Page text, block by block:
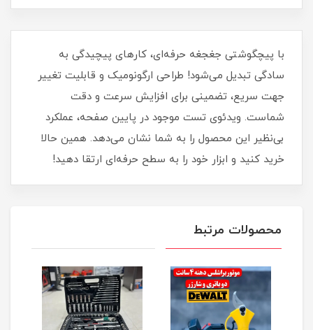
با پیچگوشتی جغجغه حرفه‌ای، کارهای پیچیدگی به
سادگی تبدیل می‌شود! طراحی ارگونومیک و قابلیت تغییر
جهت سریع، تضمینی برای افزایش سرعت و دقت
شماست. ویدئوی تست موجود در پایین صفحه، عملکرد
بی‌نظیر این محصول را به شما نشان می‌دهد. همین حالا
خرید کنید و ابزار خود را به سطح حرفه‌ای ارتقا دهید!
محصولات مرتبط